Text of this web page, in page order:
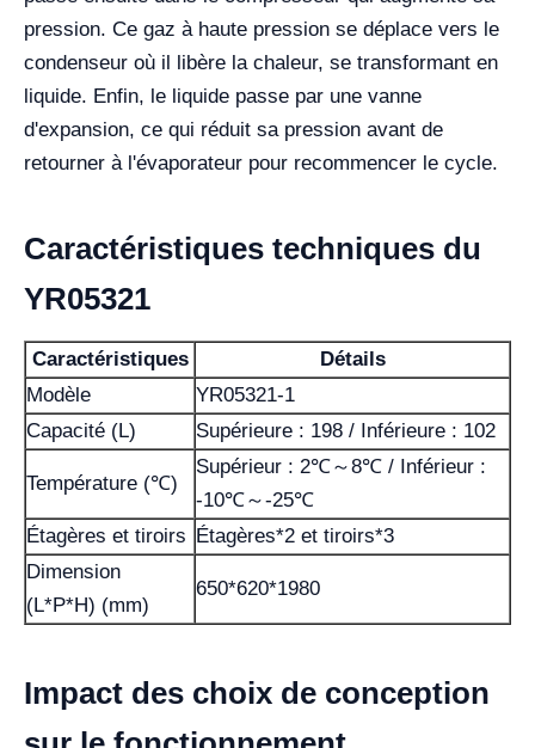
pression. Ce gaz à haute pression se déplace vers le
condenseur où il libère la chaleur, se transformant en
liquide. Enfin, le liquide passe par une vanne
d'expansion, ce qui réduit sa pression avant de
retourner à l'évaporateur pour recommencer le cycle.
Caractéristiques techniques du
YR05321
Caractéristiques
Détails
Modèle
YR05321-1
Capacité (L)
Supérieure : 198 / Inférieure : 102
Température (℃)
Supérieur : 2℃～8℃ / Inférieur :
-10℃～-25℃
Étagères et tiroirs Étagères*2 et tiroirs*3
Dimension
(L*P*H) (mm)
650*620*1980
Impact des choix de conception